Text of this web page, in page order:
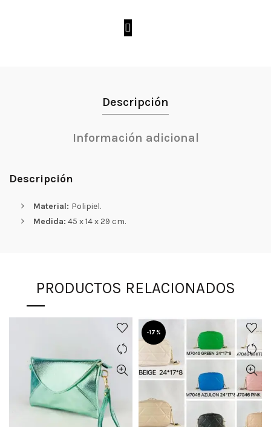
Descripción
Información adicional
Descripción
Material: Polipiel.
Medida: 45 x 14 x 29 cm.
PRODUCTOS RELACIONADOS
-17%